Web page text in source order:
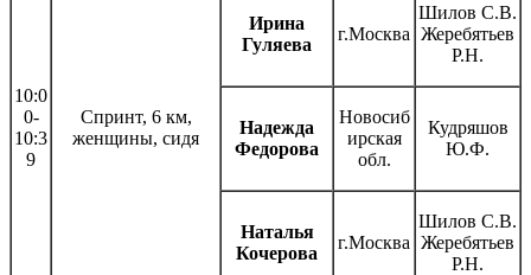
10:0
0-
10:3
9
Спринт, 6 км,
женщины, сидя
Ирина
Гуляева
г.Москва
Шилов С.В.
Жеребятьев
Р.Н.
Надежда
Федорова
Новосиб
ирская
обл.
Кудряшов
Ю.Ф.
Наталья
Кочерова
г.Москва
Шилов С.В.
Жеребятьев
Р.Н.